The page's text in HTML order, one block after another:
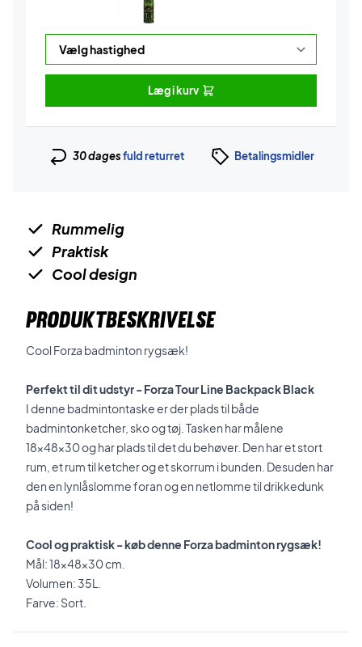
Læg i kurv
30 dagesfuld returret Betalingsmidler
Rummelig
Praktisk
Cool design
PRODUKTBESKRIVELSE
Cool Forza badminton rygsæk!
Perfekt til dit udstyr - Forza Tour Line Backpack Black
I denne badmintontaske er der plads til både
badmintonketcher, sko og tøj. Tasken har målene
18x48x30 og har plads til det du behøver. Den har et stort
rum, et rum til ketcher og et skorrum i bunden. Desuden har
den en lynlåslomme foran og en netlomme til drikkedunk
på siden!
Cool og praktisk - køb denne Forza badminton rygsæk!
Mål: 18x48x30 cm.
Volumen: 35L.
Farve: Sort.